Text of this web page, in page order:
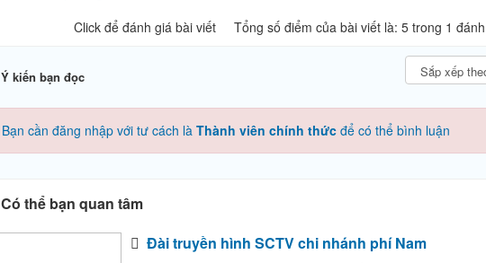
Click để đánh giá bài viết Tổng số điểm của bài viết là: 5 trong 1
Ý kiến bạn đọc
Bạn cần đăng nhập với tư cách là Thành viên chính thức để có thể bình luận
Có thể bạn quan tâm
Đài truyền hình SCTV chi nhánh phí Nam